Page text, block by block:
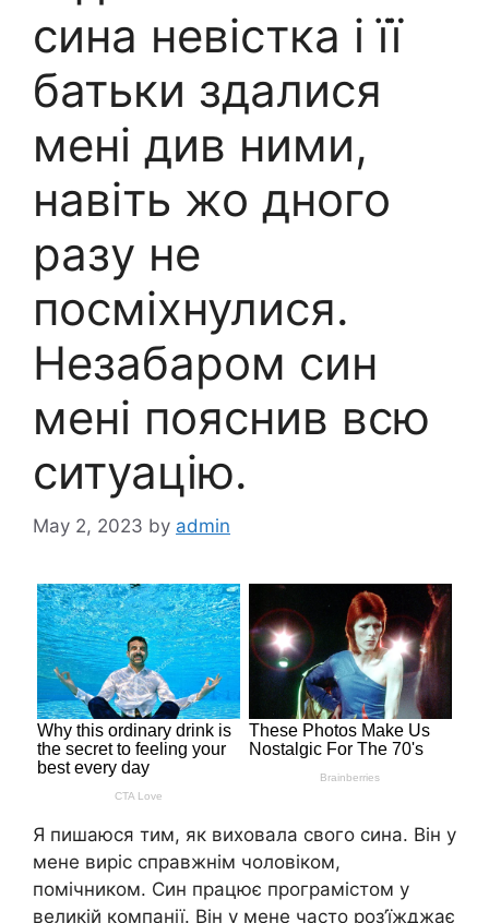
сина невістка і її
батьки здалися
мені див ними,
навіть жо дного
разу не
посміхнулися.
Незабаром син
мені пояснив всю
ситуацію.
May 2, 2023 by admin
Я пишаюся тим, як виховала свого сина. Він у
мене виріс справжнім чоловіком,
помічником. Син працює програмістом у
великій компанії. Він у мене часто роз’їжджає